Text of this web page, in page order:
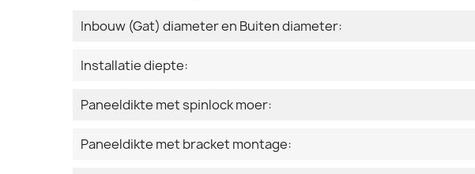
Inbouw (Gat) diameter en Buiten diameter:
Installatie diepte:
Paneeldikte met spinlock moer:
Paneeldikte met bracket montage: